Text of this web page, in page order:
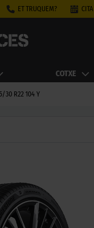
ET TRUQUEM?
COTXE
30 R22 104 Y